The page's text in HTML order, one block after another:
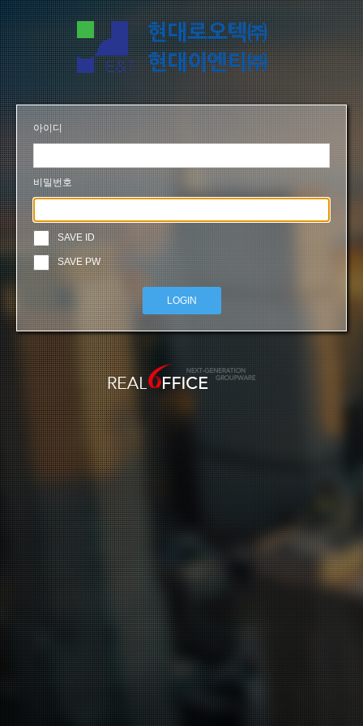
아이디
비밀번호
SAVE ID
SAVE PW
LOGIN